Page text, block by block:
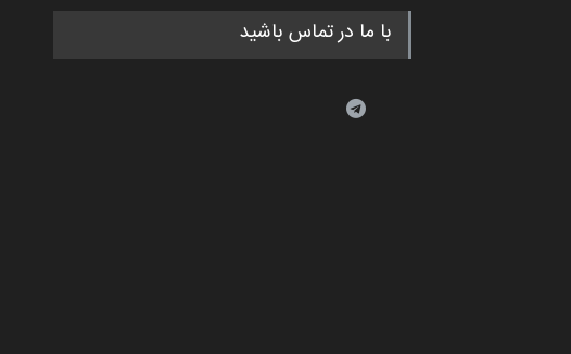
با ما در تماس باشید